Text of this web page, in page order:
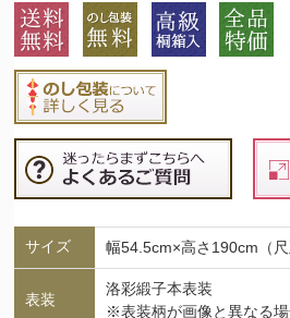
サイズ 幅54.5cm×高さ190cm（尺
表装
洛彩緞子本表装
※表装柄が画像と異なる